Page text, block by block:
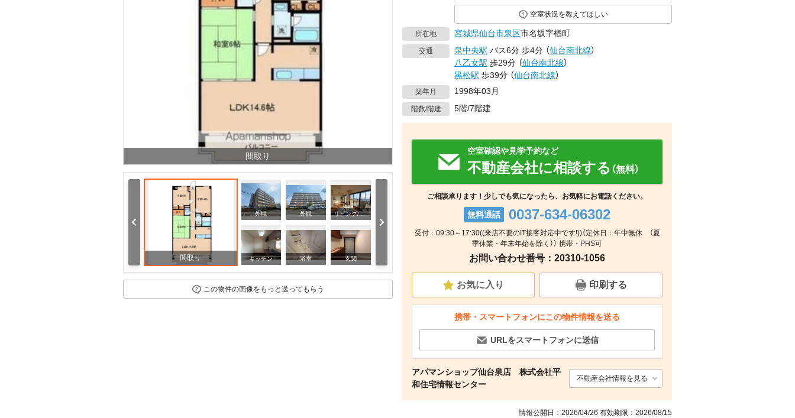
間取り
間取り
外観 外観 リビング/ダイニング
キッチン 浴室 玄関 室内
室内 その他
その他 その他
この物件の画像をもっと送ってもらう
空室状況を教えてほしい
所在地 宮城県仙台市泉区市名坂字楢町
交通 泉中央駅 バス6分 歩4分 （仙台南北線）
八乙女駅 歩29分 （仙台南北線）
黒松駅 歩39分 （仙台南北線）
築年月 1998年03月
階数/階建 5階/7階建
空室確認や見学予約など
不動産会社に相談する （無料）
ご相談承ります！少しでも気になったら、お気軽にお電話ください。
無料通話 0037-634-06302
受付：09:30～17:30((来店不要のIT接客対応中です!))（定休日：年中無休 （夏
季休業・年末年始を除く）） 携帯・PHS可
お問い合わせ番号：20310-1056
お気に入り 印刷する
携帯・スマートフォンにこの物件情報を送る
URLをスマートフォンに送信
アパマンショップ仙台泉店 株式会社平
和住宅情報センター
不動産会社情報を見る
情報公開日：2026/04/26 有効期限：2026/08/15